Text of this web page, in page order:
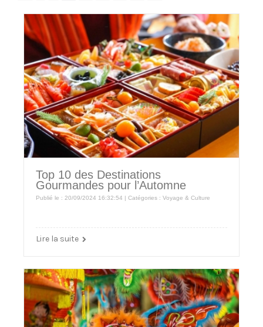
Top 10 des Destinations
Gourmandes pour l’Automne
Publié le : 20/09/2024 16:32:54 | Catégories : Voyage & Culture
Lire la suite